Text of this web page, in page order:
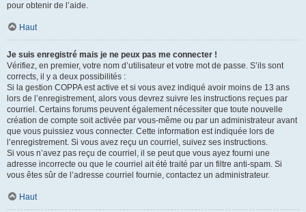
pour obtenir de l’aide.
Haut
Je suis enregistré mais je ne peux pas me connecter !
Vérifiez, en premier, votre nom d’utilisateur et votre mot de passe. S’ils sont
corrects, il y a deux possibilités :
Si la gestion COPPA est active et si vous avez indiqué avoir moins de 13 ans
lors de l’enregistrement, alors vous devrez suivre les instructions reçues par
courriel. Certains forums peuvent également nécessiter que toute nouvelle
création de compte soit activée par vous-même ou par un administrateur avant
que vous puissiez vous connecter. Cette information est indiquée lors de
l’enregistrement. Si vous avez reçu un courriel, suivez ses instructions.
Si vous n’avez pas reçu de courriel, il se peut que vous ayez fourni une
adresse incorrecte ou que le courriel ait été traité par un filtre anti-spam. Si
vous êtes sûr de l’adresse courriel fournie, contactez un administrateur.
Haut